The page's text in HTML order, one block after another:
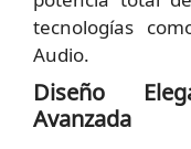
tecnologías
Audio.
Diseño
Avanzada